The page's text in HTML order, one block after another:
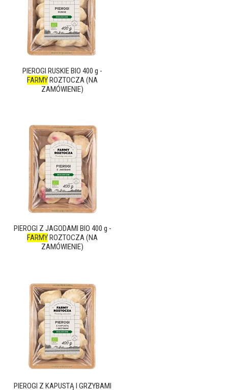
PIEROGI RUSKIE BIO 400 g -
FARMYROZTOCZA (NA
ZAMÓWIENIE)
PIEROGI Z JAGODAMI BIO 400 g -
FARMYROZTOCZA (NA
ZAMÓWIENIE)
PIEROGI Z KAPUSTĄ I GRZYBAMI